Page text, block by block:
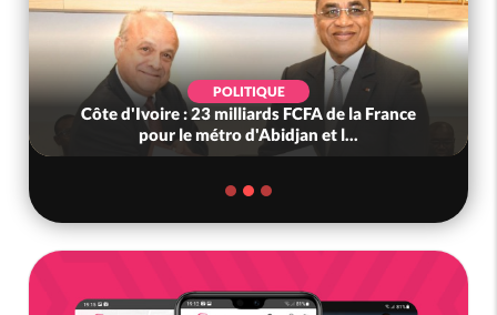
POLITIQUE
: 23 milliards FCFA de la France
pour le métro d'Abidjan et l...
Côte
nous